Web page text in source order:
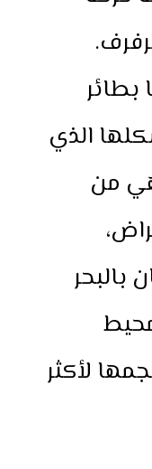
بطائر
الذي
من
لأكثر